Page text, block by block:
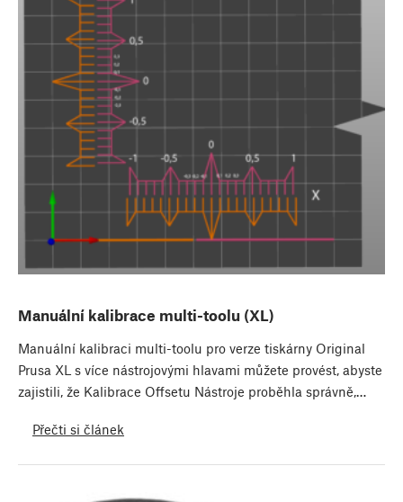
Manuální kalibrace multi-toolu (XL)
Manuální kalibraci multi-toolu pro verze tiskárny Original
Prusa XL s více nástrojovými hlavami můžete provést, abyste
zajistili, že Kalibrace Offsetu Nástroje proběhla správně,…
Přečti si článek